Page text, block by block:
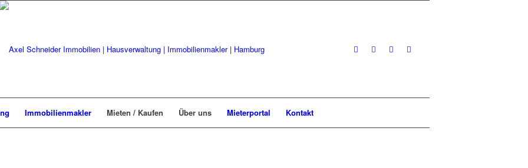
Immobilienmakler Mieten / Kaufen Über uns Mieterportal Kontakt